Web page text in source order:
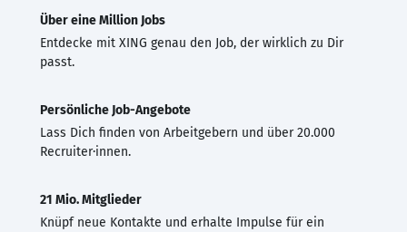
Über eine Million Jobs
Entdecke mit XING genau den Job, der wirklich zu Dir
passt.
Persönliche Job-Angebote
Lass Dich finden von Arbeitgebern und über 20.000
Recruiter·innen.
21 Mio. Mitglieder
Knüpf neue Kontakte und erhalte Impulse für ein